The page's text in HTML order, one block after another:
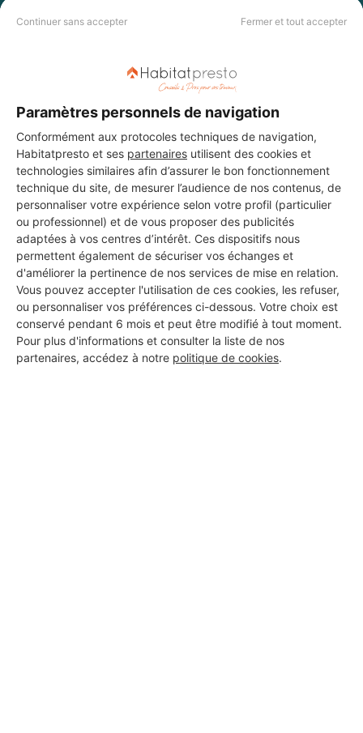
Continuer sans accepter Fermer et tout accepter
Paramètres personnels de navigation
Conformément aux protocoles techniques de navigation,
Habitatpresto et ses partenaires utilisent des cookies et
technologies similaires afin d’assurer le bon fonctionnement
technique du site, de mesurer l’audience de nos contenus, de
personnaliser votre expérience selon votre profil (particulier
ou professionnel) et de vous proposer des publicités
adaptées à vos centres d’intérêt. Ces dispositifs nous
permettent également de sécuriser vos échanges et
d'améliorer la pertinence de nos services de mise en relation.
Vous pouvez accepter l'utilisation de ces cookies, les refuser,
ou personnaliser vos préférences ci-dessous. Votre choix est
conservé pendant 6 mois et peut être modifié à tout moment.
Pour plus d'informations et consulter la liste de nos
partenaires, accédez à notre politique de cookies.
Les 3 autres Installateurs
d'alarmes pour vos travaux à
Villemoustaussou
lavieille électricité
Villemoustaussou
4 ans d'expérience
Voir sa fiche